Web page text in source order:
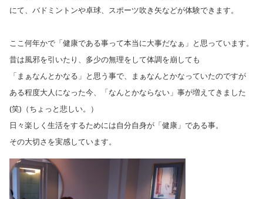
にて、バドミントンや卓球、スポーツ吹き矢などが体験できます。
ここ何年かで「健康である事って本当に大事だなぁ」と思っています。
昔は風邪を引いたり、多少の無理をして体調を崩しても
「まぁなんとかなる」と思う事で、まぁなんとかなっていたのですが
ある程度大人になった今、「なんとかならない」事が増えてきました
(笑)（ちょっと悲しい。）
日々楽しく生活をするためには自分自身が「健康」である事。
その大切さを実感しています。